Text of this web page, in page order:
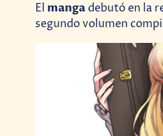
El manga debutó en la
segundo volumen